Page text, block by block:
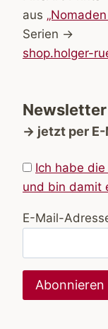
aus
Serien →
shop.holger-
Newsletter
→ jetzt per E-
Ich habe
und bin damit
E-Mail-